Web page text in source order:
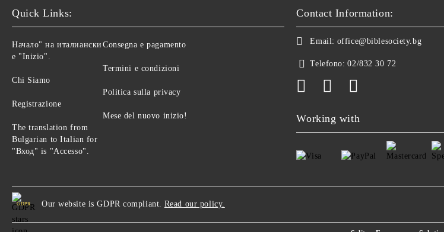
Quick Links:
Начало" на италиански
е "Inizio".
Chi Siamo
Registrazione
The translation from
Bulgarian to Italian for
"Вход" is "Accesso".
Consegna e pagamento
Termini e condizioni
Politica sulla privacy
Mese del nuovo inizio!
Contact Information:
Email: office@biblesociety.bg
Telefono: 02/832 30 72
Working with
GDPR Our website is GDPR compliant. Read our policy.